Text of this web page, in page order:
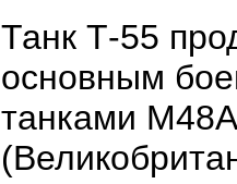
Танк Т-55
основным
танками